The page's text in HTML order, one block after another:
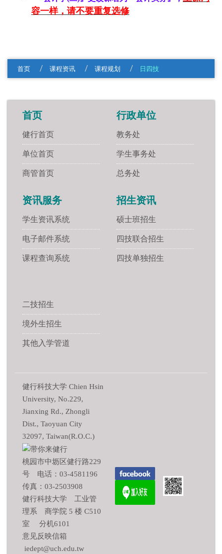
容一样， 请不要重复选修
首页 课程资讯 课程规划 日四技
首页
健行首页
单位首页
商管首页
行政单位
教务处
学生事务处
总务处
资讯服务
学生资讯系统
电子邮件系统
课程查询系统
招生资讯
硕士班招生
四技联合招生
四技单独招生
二技招生
境外生招生
其他入学管道
健行科技大学 Chien Hsin
University, No.229,
Jianxing Rd., Zhongli
Dist., Taoyuan City
32097, Taiwan(R.O.C.)
桃园市中坜区健行路229
号 电话：03-4581196
传真：03-2503908
健行科技大学 工业管
理系 商学院 5 楼 C510
室 分机6101
意见反映信箱
iedept@uch.edu.tw